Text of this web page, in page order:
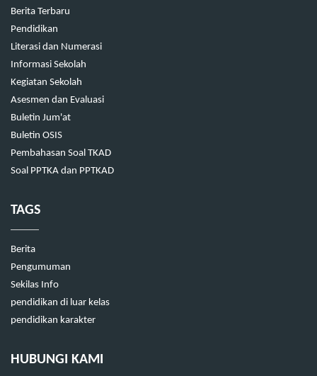
Berita Terbaru
Pendidikan
Literasi dan Numerasi
Informasi Sekolah
Kegiatan Sekolah
Asesmen dan Evaluasi
Buletin Jum'at
Buletin OSIS
Pembahasan Soal TKAD
Soal PPTKA dan PPTKAD
TAGS
Berita
Pengumuman
Sekilas Info
pendidikan di luar kelas
pendidikan karakter
HUBUNGI KAMI